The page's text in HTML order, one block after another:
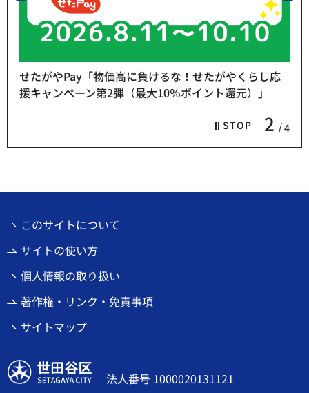
STOP 2 4
せたがやPay「物価高に負けるな！せたがやくらし応
援キャンペーン第2弾（最大10％ポイント還元）」
このサイトについて
サイトの使い方
個人情報の取り扱い
著作権・リンク・免責事項
サイトマップ
世田谷区
法人番号 1000020131121